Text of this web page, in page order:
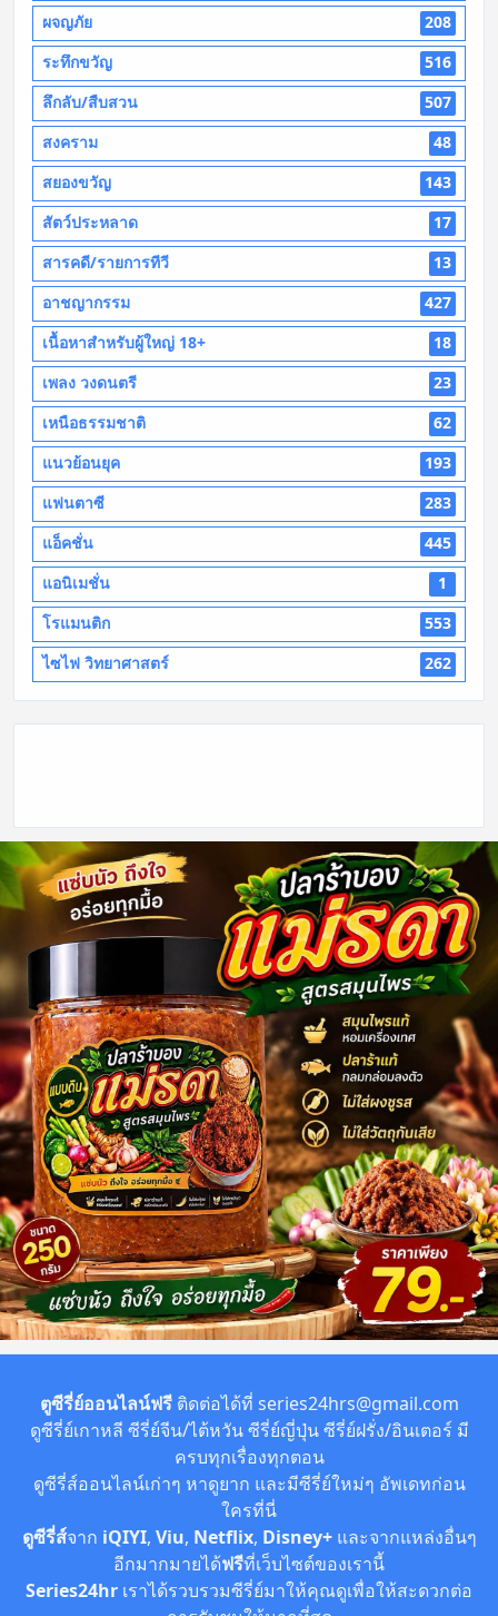
ผจญภัย
208
ระทึกขวัญ
516
ลึกลับ/สืบสวน
507
สงคราม
48
สยองขวัญ
143
สัตว์ประหลาด
17
สารคดี/รายการทีวี
13
อาชญากรรม
427
เนื้อหาสำหรับผู้ใหญ่ 18+
18
เพลง วงดนตรี
23
เหนือธรรมชาติ
62
แนวย้อนยุค
193
แฟนตาซี
283
แอ็คชั่น
445
แอนิเมชั่น
1
โรแมนติก
553
ไซไฟ วิทยาศาสตร์
262
ตูซีรี่ย์ออนไลน์ฟรีติดต่อได้ที่ series24hrs@gmail.com
ดูซีรี่ย์เกาหลี ซีรี่ย์จีน/ไต้หวัน ซีรี่ย์ญี่ปุ่น ซีรี่ย์ฝรั่ง/อินเตอร์ มี
ครบทุกเรื่องทุกตอน
ดูซีรี่ส์ออนไลน์เก่าๆ หาดูยาก และมีซีรี่ย์ใหม่ๆ อัพเดทก่อน
ใครที่นี่
ดูซีรี่ส์จาก iQIYI, Viu, Netflix, Disney+ และจากแหล่งอื่นๆ
อีกมากมายได้ฟรีที่เว็บไซต์ของเรานี้
Series24hr เราได้รวบรวมซีรี่ย์มาให้คุณดูเพื่อให้สะดวกต่อ